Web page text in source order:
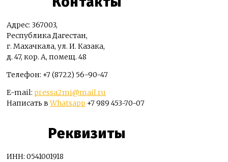
Адрес: 367003,
Республика Дагестан,
г. Махачкала, ул. И. Казака,
д. 47, кор. А, помещ. 48
Телефон: +7 (8722) 56-90-47
E-mail: pressa2mi@mail.ru
Написать вWhatsapp +7 989 453-70-07
Реквизиты
ИНН: 0541001918